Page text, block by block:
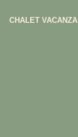
CHALET VACANZA